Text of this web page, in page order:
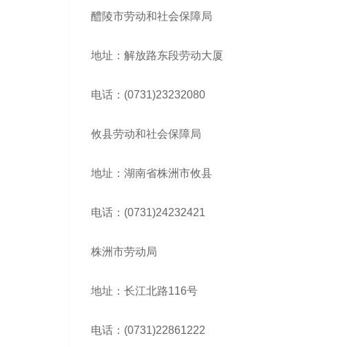
醴陵市劳动和社会保障局
地址：解放路东段劳动大厦
电话：(0731)23232080
攸县劳动和社会保障局
地址：湖南省株洲市攸县
电话：(0731)24232421
株洲市劳动局
地址：长江北路116号
电话：(0731)22861222